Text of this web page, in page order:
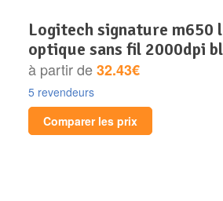
logitech signature m650 l souris
optique sans fil 2000dpi
à partir de32.43€
5 revendeurs
Comparer les prix